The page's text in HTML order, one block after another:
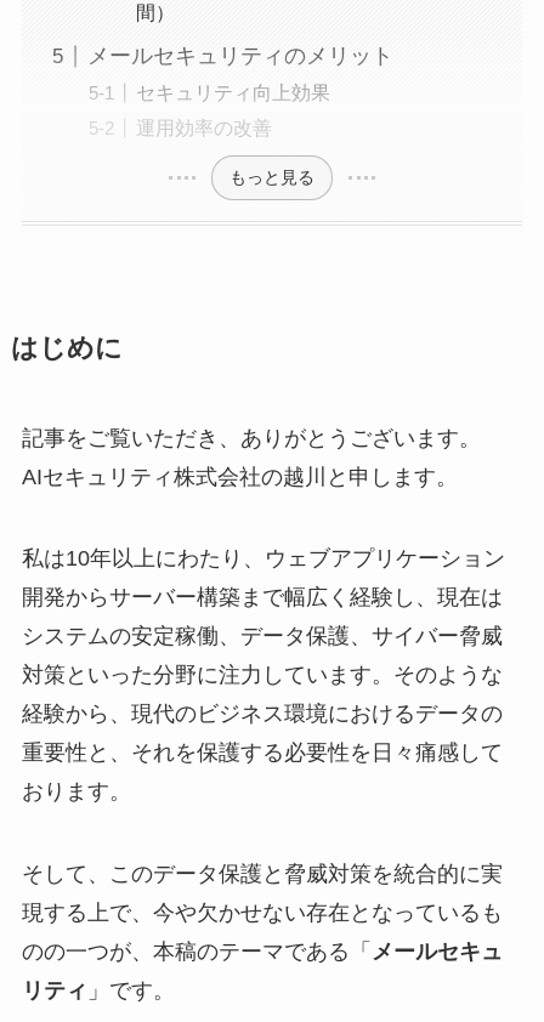
間）
メールセキュリティのメリット
セキュリティ向上効果
運用効率の改善
もっと見る
はじめに
記事をご覧いただき、ありがとうございます。
AIセキュリティ株式会社の越川と申します。
私は10年以上にわたり、ウェブアプリケーション
開発からサーバー構築まで幅広く経験し、現在は
システムの安定稼働、データ保護、サイバー脅威
対策といった分野に注力しています。そのような
経験から、現代のビジネス環境におけるデータの
重要性と、それを保護する必要性を日々痛感して
おります。
そして、このデータ保護と脅威対策を統合的に実
現する上で、今や欠かせない存在となっているも
のの一つが、本稿のテーマである「 メールセキュ
リティ 」です。